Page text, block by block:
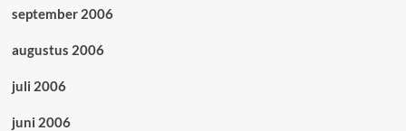
september 2006
augustus 2006
juli 2006
juni 2006